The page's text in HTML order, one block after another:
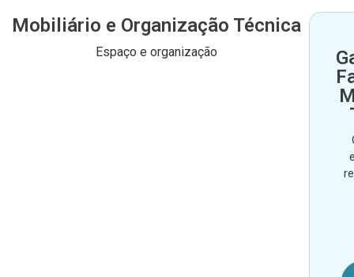
Mobiliário e Organização Técnica
Espaço e organização